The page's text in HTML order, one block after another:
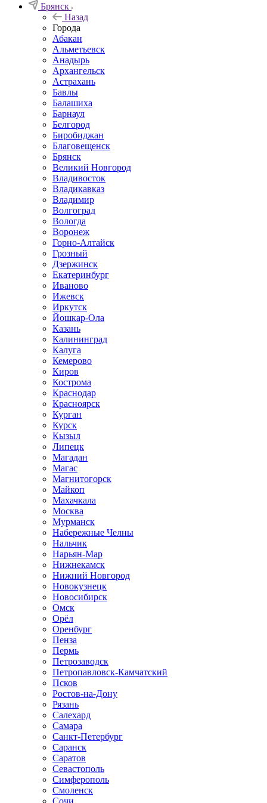
Брянск
Назад
Города
Абакан
Альметьевск
Анадырь
Архангельск
Астрахань
Бавлы
Балашиха
Барнаул
Белгород
Биробиджан
Благовещенск
Брянск
Великий Новгород
Владивосток
Владикавказ
Владимир
Волгоград
Вологда
Воронеж
Горно-Алтайск
Грозный
Дзержинск
Екатеринбург
Иваново
Ижевск
Иркутск
Йошкар-Ола
Казань
Калининград
Калуга
Кемерово
Киров
Кострома
Краснодар
Красноярск
Курган
Курск
Кызыл
Липецк
Магадан
Магас
Магнитогорск
Майкоп
Махачкала
Москва
Мурманск
Набережные Челны
Нальчик
Нарьян-Мар
Нижнекамск
Нижний Новгород
Новокузнецк
Новосибирск
Омск
Орёл
Оренбург
Пенза
Пермь
Петрозаводск
Петропавловск-Камчатский
Псков
Ростов-на-Дону
Рязань
Салехард
Самара
Санкт-Петербург
Саранск
Саратов
Севастополь
Симферополь
Смоленск
Сочи